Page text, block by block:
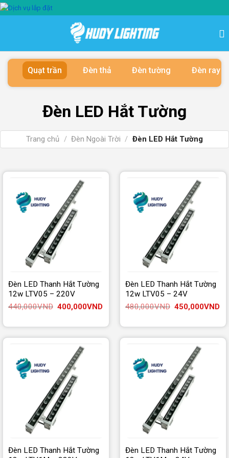
Bỏ
dung
Quạt trần Đèn thả Đèn tường Đèn ray
Đèn LED Hắt Tường
Trang chủ / Đèn Ngoài Trời / Đèn LED Hắt Tường
Đèn LED Thanh Hắt Tường
12w LTV05 – 220V
440,000VND Giá
440,000VND.
400,000VNDGiá
là:
400,000VND.
Đèn LED Thanh Hắt Tường
12w LTV05 – 24V
480,000VND Giá
480,000VND.
450,000VND
là:
Đèn LED Thanh Hắt Tường
Đèn LED Thanh Hắt Tường